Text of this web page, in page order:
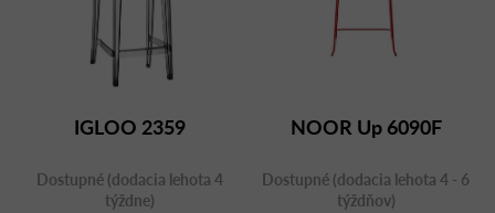
IGLOO 2359
Dostupné (dodacia lehota 4
týždne)
NOOR Up 6090F
Dostupné (dodacia lehota 4 - 6
týždňov)